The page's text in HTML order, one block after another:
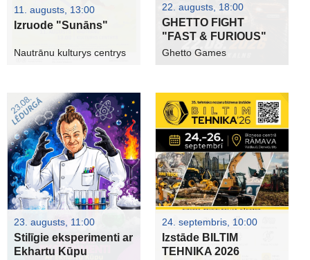
11. augusts, 13:00
Izruode "Sunāns"
Nautrānu kulturys centrys
22. augusts, 18:00
GHETTO FIGHT
"FAST & FURIOUS"
Ghetto Games
23. augusts, 11:00
Stilīgie eksperimenti ar
Ekhartu Kūpu
24. septembris, 10:00
Izstāde BILTIM
TEHNIKA 2026